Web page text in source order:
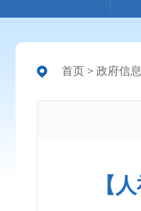
首页 > 政府信
【